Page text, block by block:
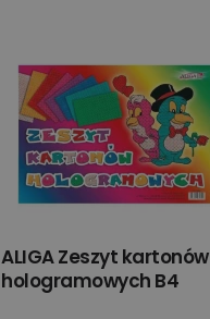
ALIGA Zeszyt kartonów
hologramowych B4